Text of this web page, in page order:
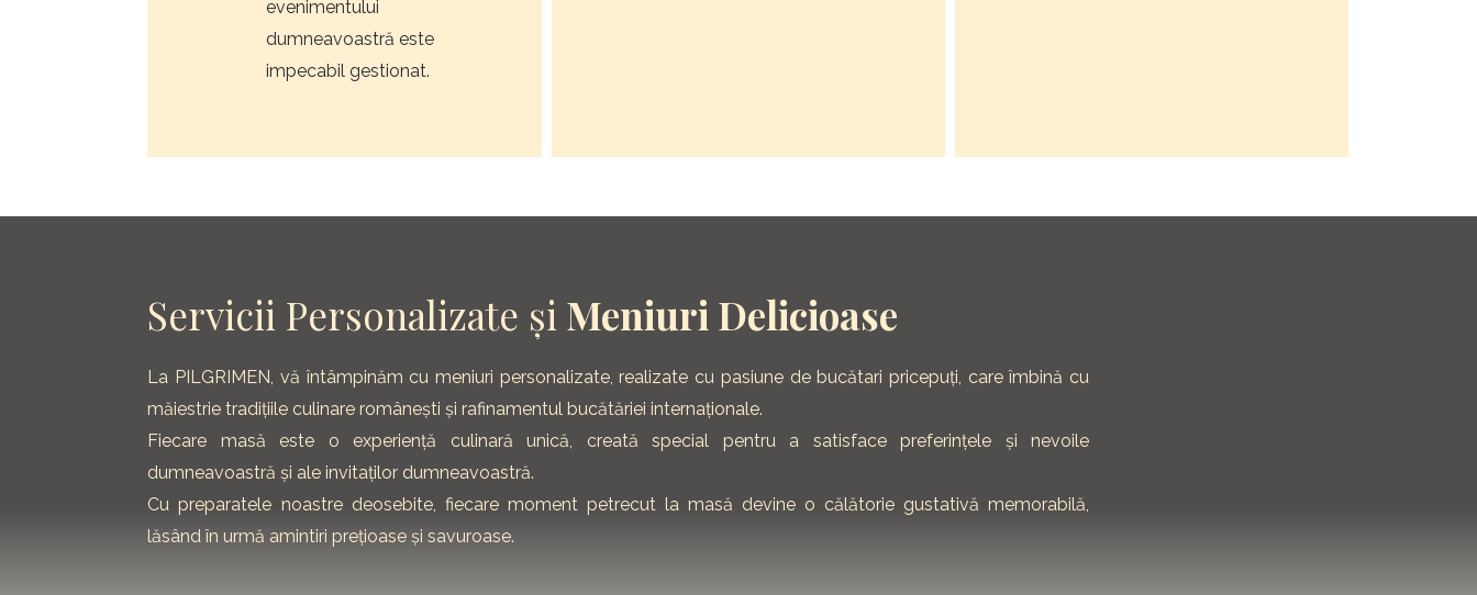
evenimentului
dumneavoastră este
impecabil gestionat.
Servicii Personalizate și Meniuri Delicioase
La PILGRIMEN, vă întâmpinăm cu meniuri personalizate, realizate cu pasiune de bucătari pricepuți, care îmbină cu
măiestrie tradițiile culinare românești și rafinamentul bucătăriei internaționale.
Fiecare masă este o experiență culinară unică, creată special pentru a satisface preferințele și nevoile
dumneavoastră și ale invitaților dumneavoastră.
Cu preparatele noastre deosebite, fiecare moment petrecut la masă devine o călătorie gustativă memorabilă,
lăsând în urmă amintiri prețioase și savuroase.